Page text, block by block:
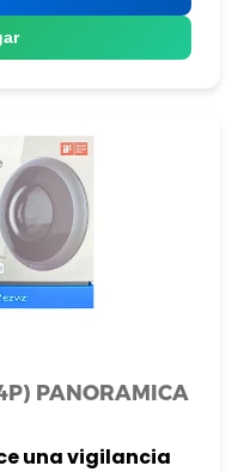
PANORAMICA
una vigilancia